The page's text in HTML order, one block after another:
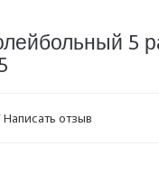
5
Написать отзыв